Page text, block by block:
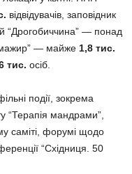
відвідувачів, заповідник
“Дрогобиччина” — понад
— майже 1,8 тис.
тис. осіб.
події, зокрема
“Терапія мандрами”,
саміті, форумі щодо
“Східниця. 50